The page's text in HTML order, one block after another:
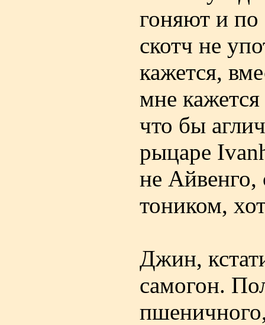
гоняют и
скотч не
кажется,
мне
что бы
рыцаре
не Айвенго,
тоником,
Джин,
самогон.